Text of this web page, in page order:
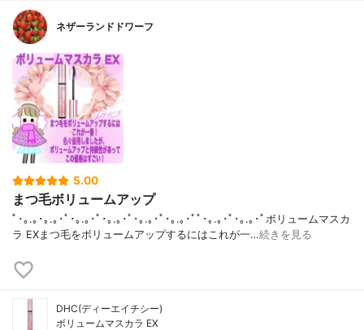
ネザーランドドワーフ
5.00
まつ毛ボリュームアップ
ﾟ･｡.｡･｡.｡･ﾟ･｡.｡･ﾟ･｡.｡･ﾟ･｡.｡･ﾟ･｡.｡･ﾟﾟ･｡.｡･ﾟ･｡.｡･ﾟボリュームマスカ
ラ EXまつ毛をボリュームアップするにはこれが一…続きを見る
DHC(ディーエイチシー)
ボリュームマスカラ EX